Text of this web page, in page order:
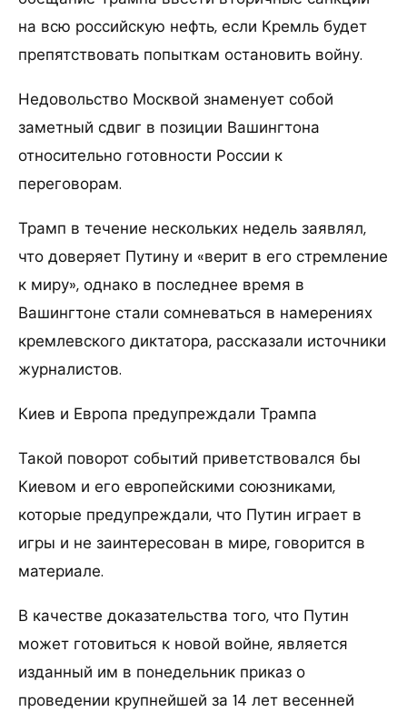
на всю российскую нефть, если Кремль будет
препятствовать попыткам остановить войну.
Недовольство Москвой знаменует собой
заметный сдвиг в позиции Вашингтона
относительно готовности России к
переговорам.
Трамп в течение нескольких недель заявлял,
что доверяет Путину и «верит в его стремление
к миру», однако в последнее время в
Вашингтоне стали сомневаться в намерениях
кремлевского диктатора, рассказали источники
журналистов.
Киев и Европа предупреждали Трампа
Такой поворот событий приветствовался бы
Киевом и его европейскими союзниками,
которые предупреждали, что Путин играет в
игры и не заинтересован в мире, говорится в
материале.
В качестве доказательства того, что Путин
может готовиться к новой войне, является
изданный им в понедельник приказ о
проведении крупнейшей за 14 лет весенней